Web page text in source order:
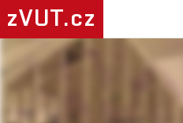
zVUT.cz
NÁPADY